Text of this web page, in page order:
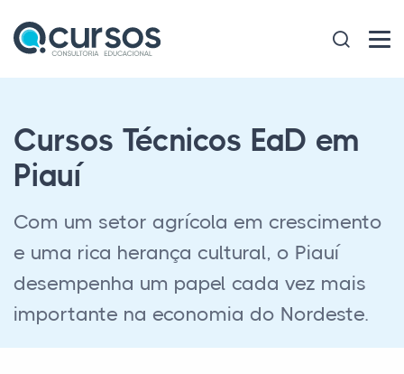
Cursos Técnicos EaD em
Piauí
Com um setor agrícola em crescimento
e uma rica herança cultural, o Piauí
desempenha um papel cada vez mais
importante na economia do Nordeste.